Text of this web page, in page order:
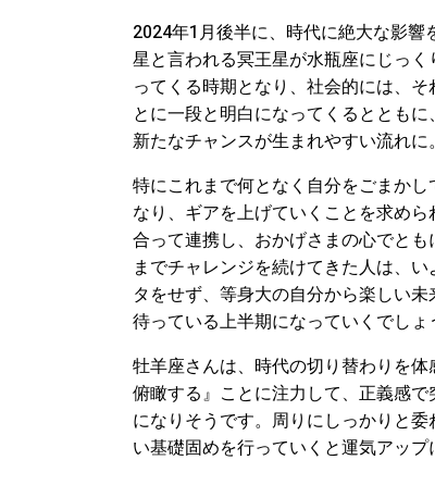
2024年1月後半に、時代に絶大な影
星と言われる冥王星が水瓶座にじっ
ってくる時期となり、社会的には、
とに一段と明白になってくるととも
新たなチャンスが生まれやすい流れに。
特にこれまで何となく自分をごまか
なり、ギアを上げていくことを求め
合って連携し、おかげさまの心でと
までチャレンジを続けてきた人は、
タをせず、等身大の自分から楽しい
待っている上半期になっていくでしょ
牡羊座さんは、時代の切り替わりを
俯瞰する』ことに注力して、正義感
になりそうです。周りにしっかりと
い基礎固めを行っていくと運気アップ